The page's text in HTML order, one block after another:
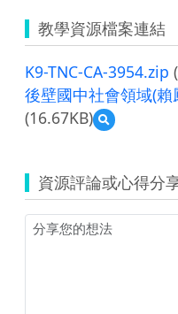
教學資源檔案連結
K9-TNC-CA-3954.zip
後壁國中社會領域(
(16.67KB)
預
覽
國
中
社
會
資源評論或心得分